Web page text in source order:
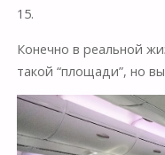
15.
Конечно в реальной
такой “площади”, но